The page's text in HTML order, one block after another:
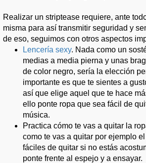
Realizar un striptease requiere, ante
misma para así transmitir seguridad y
de eso, seguimos con otros aspectos
Lencería sexy. Nada como un
medias a media pierna y unas
de color negro, sería la elección
importante es que te sientes a
así que elige aquel que te hace
ello ponte ropa que sea fácil de
música.
Practica cómo te vas a quitar la
como te vas a quitar por ejemplo
fáciles de quitar si no estás
ponte frente al espejo y a ensayar.